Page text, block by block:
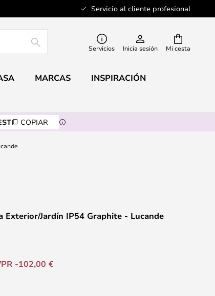
Servicio al cliente profesional
Mi cesta
BUSCAR Servicios Inicia sesión
MARCAS INSPIRACIÓN
COPIAR
Exterior/Jardín IP54 Graphite - Lucande
-102,00 €